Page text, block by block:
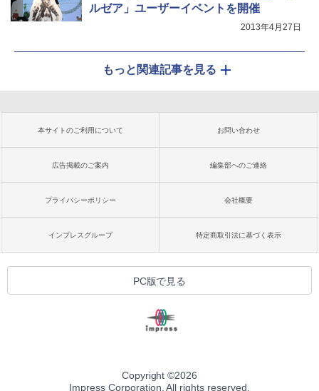
ルゼア」ユーザーイベントを開催
2013年4月27日
もっと関連記事を見る
本サイトのご利用について お問い合わせ
広告掲載のご案内 編集部へのご連絡
プライバシーポリシー 会社概要
インプレスグループ 特定商取引法に基づく表示
PC版で見る
Copyright ©2026
Impress Corporation. All rights reserved.